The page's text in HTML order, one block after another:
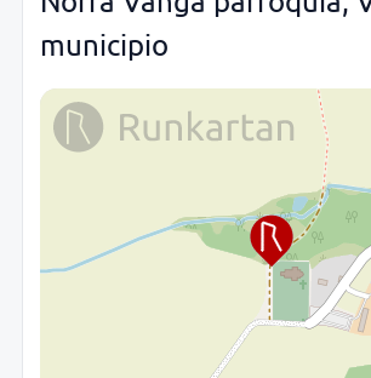
municipio